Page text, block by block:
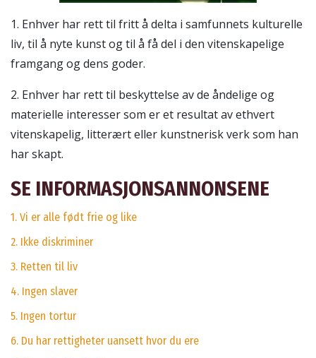
1. Enhver har rett til fritt å delta i samfunnets kulturelle
liv, til å nyte kunst og til å få del i den vitenskapelige
framgang og dens goder.
2. Enhver har rett til beskyttelse av de åndelige og
materielle interesser som er et resultat av ethvert
vitenskapelig, litterært eller kunstnerisk verk som han
har skapt.
SE INFORMASJONSANNONSENE
1. Vi er alle født frie og like
2. Ikke diskriminer
3. Retten til liv
4. Ingen slaver
5. Ingen tortur
6. Du har rettigheter uansett hvor du ere